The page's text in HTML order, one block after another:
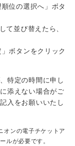
位の選択へ」ボタ
て並び替えたら、
ボタンをクリック
特定の時間に申し
添えない場合がご
入をお願いいたし
オンの電子チケットア
ルが必要です。